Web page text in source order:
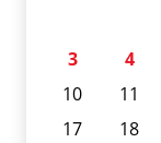
3
4
10
11
17
18